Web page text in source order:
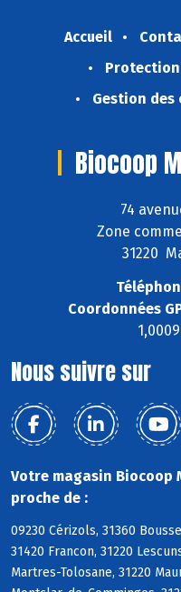
Accueil
Gestion des
Biocoop
74
Zone
31220
Coordonnées
Nous suivre sur
Votre magasin Biocoop
proche de :
09230 Cérizols, 31360
31420 Francon, 31220
Martres-Tolosane, 31220